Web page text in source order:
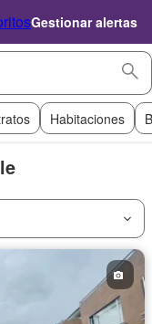
Gestionar alertas
Habitaciones